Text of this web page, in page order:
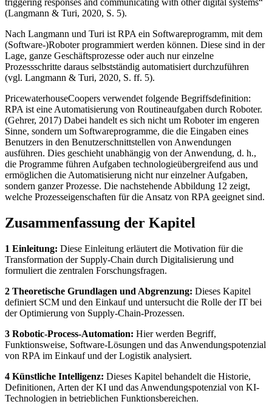
triggering responses and communicating with other digital systems“
(Langmann & Turi, 2020, S. 5).
Nach Langmann und Turi ist RPA ein Softwareprogramm, mit dem
(Software-)Roboter programmiert werden können. Diese sind in der
Lage, ganze Geschäftsprozesse oder auch nur einzelne
Prozessschritte daraus selbstständig automatisiert durchzuführen
(vgl. Langmann & Turi, 2020, S. ff. 5).
PricewaterhouseCoopers verwendet folgende Begriffsdefinition:
RPA ist eine Automatisierung von Routineaufgaben durch Roboter.
(Gehrer, 2017) Dabei handelt es sich nicht um Roboter im engeren
Sinne, sondern um Softwareprogramme, die die Eingaben eines
Benutzers in den Benutzerschnittstellen von Anwendungen
ausführen. Dies geschieht unabhängig von der Anwendung, d. h.,
die Programme führen Aufgaben technologieübergreifend aus und
ermöglichen die Automatisierung nicht nur einzelner Aufgaben,
sondern ganzer Prozesse. Die nachstehende Abbildung 12 zeigt,
welche Prozesseigenschaften für die Ansatz von RPA geeignet sind.
Zusammenfassung der Kapitel
1 Einleitung: Diese Einleitung erläutert die Motivation für die
Transformation der Supply-Chain durch Digitalisierung und
formuliert die zentralen Forschungsfragen.
2 Theoretische Grundlagen und Abgrenzung: Dieses Kapitel
definiert SCM und den Einkauf und untersucht die Rolle der IT bei
der Optimierung von Supply-Chain-Prozessen.
3 Robotic-Process-Automation: Hier werden Begriff,
Funktionsweise, Software-Lösungen und das Anwendungspotenzial
von RPA im Einkauf und der Logistik analysiert.
4 Künstliche Intelligenz: Dieses Kapitel behandelt die Historie,
Definitionen, Arten der KI und das Anwendungspotenzial von KI-
Technologien in betrieblichen Funktionsbereichen.